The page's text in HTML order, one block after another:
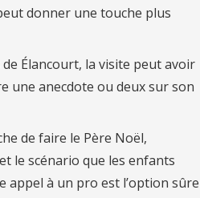
donner une touche plus
Élancourt, la visite peut avoir
une anecdote ou deux sur son
de faire le Père Noël,
le scénario que les enfants
à un pro est l’option sûre